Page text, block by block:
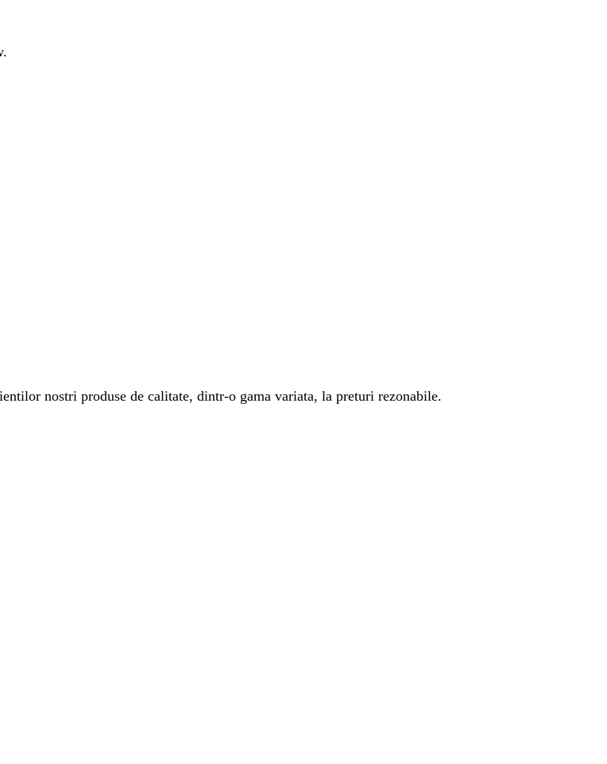
nostri produse de calitate, dintr-o gama variata, la preturi rezonabile.